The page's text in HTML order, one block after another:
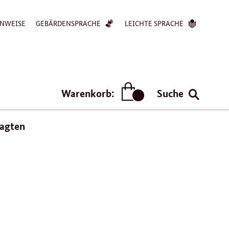
GEBÄRDENSPRACHE LEICHTE SPRACHE
Warenkorb:
Artikel
Suche